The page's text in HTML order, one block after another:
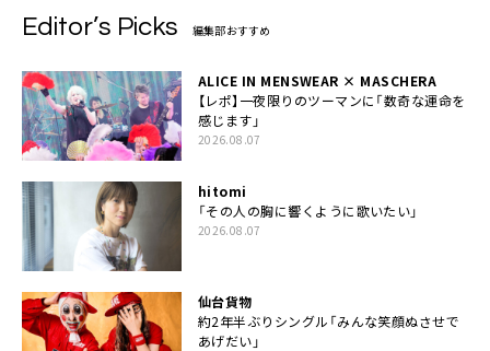
Editor’s Picks 編集部おすすめ
ALICE IN MENSWEAR × MASCHERA
【レポ】一夜限りのツーマンに「数奇な運命を
感じます」
2026.08.07
hitomi
「その人の胸に響くように歌いたい」
2026.08.07
仙台貨物
約2年半ぶりシングル「みんな笑顔ぬさせで
あげだい」